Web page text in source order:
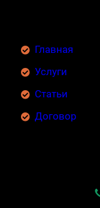
Главная
Услуги
Статьи
Договор